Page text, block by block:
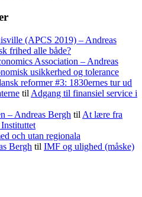
(APCS 2019) – Andreas
frihed alle både?
Association – Andreas
usikkerhed og tolerance
reformer #3: 1830ernes tur ud
til Adgang til finansiel service i
– Andreas Bergh til At lære fra
och utan regionala
Bergh til IMF og ulighed (måske)